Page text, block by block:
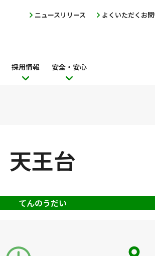
採用情報 安全・安心
よくいただくお
ニュースリリース
天王台
てんのうだい